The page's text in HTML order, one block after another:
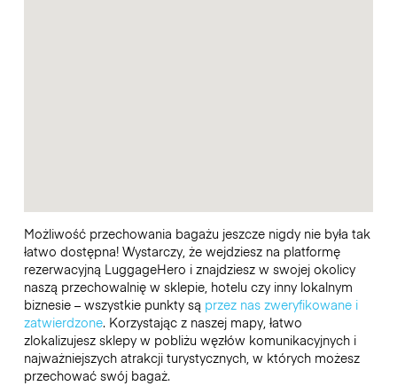
Możliwość przechowania bagażu jeszcze nigdy nie była tak
łatwo dostępna! Wystarczy, że wejdziesz na platformę
rezerwacyjną LuggageHero i znajdziesz w swojej okolicy
naszą przechowalnię w sklepie, hotelu czy inny lokalnym
biznesie – wszystkie punkty są przez nas zweryfikowane i
zatwierdzone. Korzystając z naszej mapy, łatwo
zlokalizujesz sklepy w pobliżu węzłów komunikacyjnych i
najważniejszych atrakcji turystycznych, w których możesz
przechować swój bagaż.